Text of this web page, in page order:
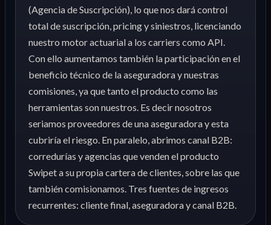
(Agencia de Suscripción), lo que nos dará control
total de suscripción, pricing y siniestros, licenciando
nuestro motor actuarial a los carriers como API.
Con ello aumentamos también la participación en el
beneficio técnico de la aseguradora y nuestras
comisiones, ya que tanto el producto como las
herramientas son nuestros. Es decir nosotros
seriamos proveedores de una aseguradora y esta
cubriría el riesgo. En paralelo, abrimos canal B2B:
corredurías y agencias que venden el producto
Swipet a su propia cartera de clientes, sobre las que
también comisionamos. Tres fuentes de ingresos
recurrentes: cliente final, aseguradora y canal B2B.